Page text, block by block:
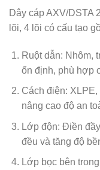
Dây cáp AXV/DSTA
lõi, 4 lõi có cấu tạo
Ruột dẫn: Nhôm,
ổn định, phù hợp
Cách điện:
nâng cao độ an
Lớp độn: Điền
đều và tăng độ
Lớp bọc bên